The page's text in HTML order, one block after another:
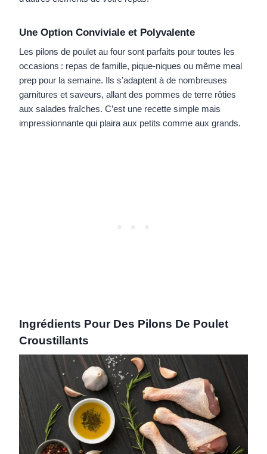
Une Option Conviviale et Polyvalente
Les pilons de poulet au four sont parfaits pour toutes les
occasions : repas de famille, pique-niques ou même meal
prep pour la semaine. Ils s’adaptent à de nombreuses
garnitures et saveurs, allant des pommes de terre rôties
aux salades fraîches. C’est une recette simple mais
impressionnante qui plaira aux petits comme aux grands.
Ingrédients Pour Des Pilons De Poulet
Croustillants